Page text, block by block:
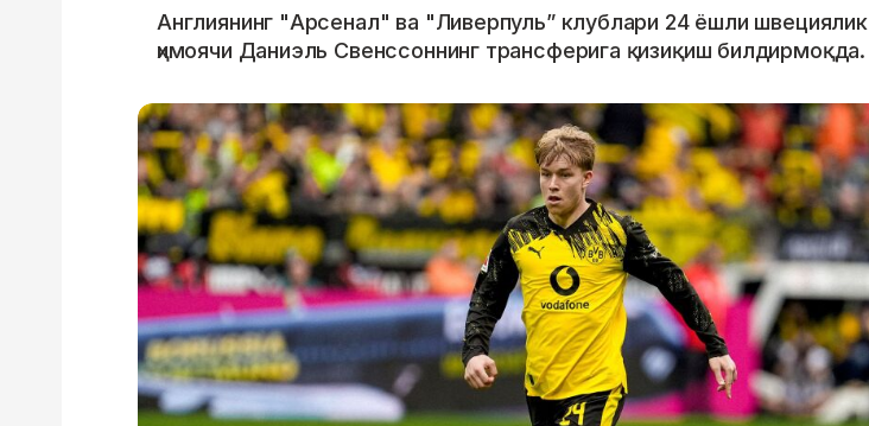
Англиянинг "Арсенал" ва "Ливерпуль” клублари 24 ёшли швециялик
ҳимоячи Даниэль Свенссоннинг трансферига қизиқиш билдирмоқда.